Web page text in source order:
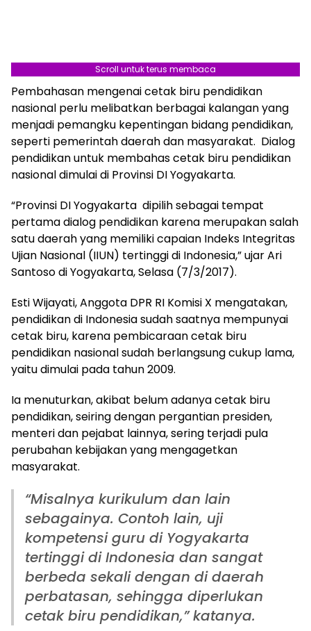
Scroll untuk terus membaca
Pembahasan mengenai cetak biru pendidikan
nasional perlu melibatkan berbagai kalangan yang
menjadi pemangku kepentingan bidang pendidikan,
seperti pemerintah daerah dan masyarakat. Dialog
pendidikan untuk membahas cetak biru pendidikan
nasional dimulai di Provinsi DI Yogyakarta.
“Provinsi DI Yogyakarta dipilih sebagai tempat
pertama dialog pendidikan karena merupakan salah
satu daerah yang memiliki capaian Indeks Integritas
Ujian Nasional (IIUN) tertinggi di Indonesia,” ujar Ari
Santoso di Yogyakarta, Selasa (7/3/2017).
Esti Wijayati, Anggota DPR RI Komisi X mengatakan,
pendidikan di Indonesia sudah saatnya mempunyai
cetak biru, karena pembicaraan cetak biru
pendidikan nasional sudah berlangsung cukup lama,
yaitu dimulai pada tahun 2009.
Ia menuturkan, akibat belum adanya cetak biru
pendidikan, seiring dengan pergantian presiden,
menteri dan pejabat lainnya, sering terjadi pula
perubahan kebijakan yang mengagetkan
masyarakat.
“Misalnya kurikulum dan lain
sebagainya. Contoh lain, uji
kompetensi guru di Yogyakarta
tertinggi di Indonesia dan sangat
berbeda sekali dengan di daerah
perbatasan, sehingga diperlukan
cetak biru pendidikan,” katanya.